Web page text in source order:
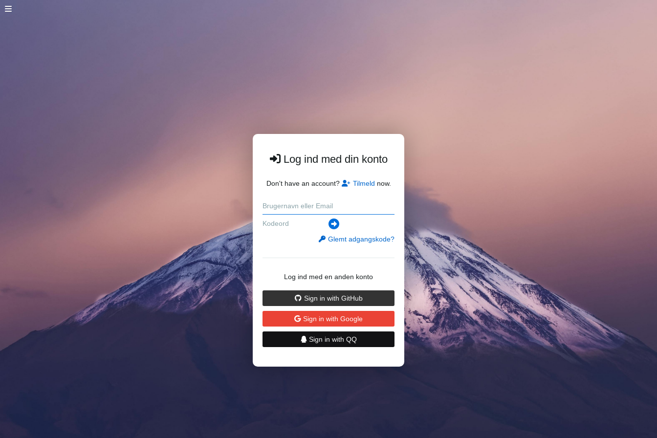
Log ind med din konto
Don't have an account? Tilmeld now.
Glemt adgangskode?
Log ind med en anden konto
Sign in with GitHub
Sign in with Google
Sign in with QQ